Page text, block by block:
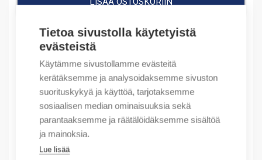
Tietoa sivustolla käytetyistä
evästeistä
Käytämme sivustollamme evästeitä
kerätäksemme ja analysoidaksemme sivuston
suorituskykyä ja käyttöä, tarjotaksemme
sosiaalisen median ominaisuuksia sekä
parantaaksemme ja räätälöidäksemme sisältöä
ja mainoksia.
Lue lisää
Tilauskoodi: 1SET411018R0000
Valmistajan tuotenumero: 1SET411018R0000
Sähkönumero: 1413611
Tuotteen tullikoodi: 85365080
EAN: 3472599033993